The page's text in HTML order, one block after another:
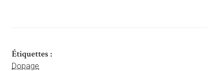
Étiquettes :
Dopage